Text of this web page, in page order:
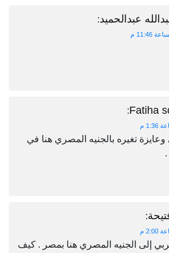
عبدالحميد:
Fatiha
:
تغيره بالجنيه المصري هنا في
:
إلى الجنيه المصري هنا بمصر . كيف